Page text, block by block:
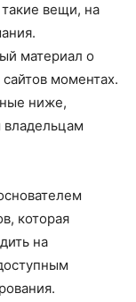
вещи, на
материал о
моментах.
ниже,
владельцам
которая
на